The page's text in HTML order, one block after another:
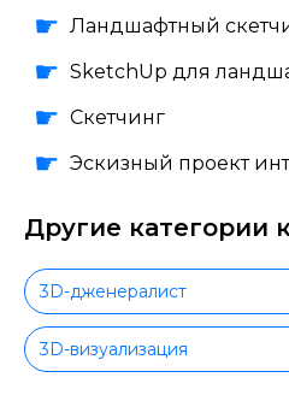
Ландшафтный
SketchUp для
Скетчинг
Эскизный проект
Другие категории
3D-дженералист
3D-визуализация